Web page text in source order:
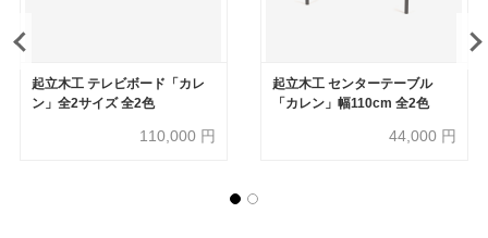
起立木工 テレビボード「カレ
ン」全2サイズ 全2色
110,000 円
起立木工 センターテーブル
「カレン」幅110cm 全2色
44,000 円